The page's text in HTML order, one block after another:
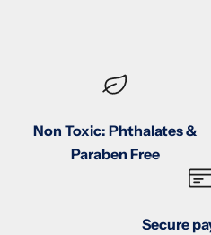
Non Toxic: Phthalates &
Paraben Free
Secure